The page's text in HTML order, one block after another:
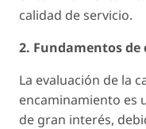
calidad de servicio.
2. Fundamentos de
La evaluación de la
encaminamiento es
de gran interés,